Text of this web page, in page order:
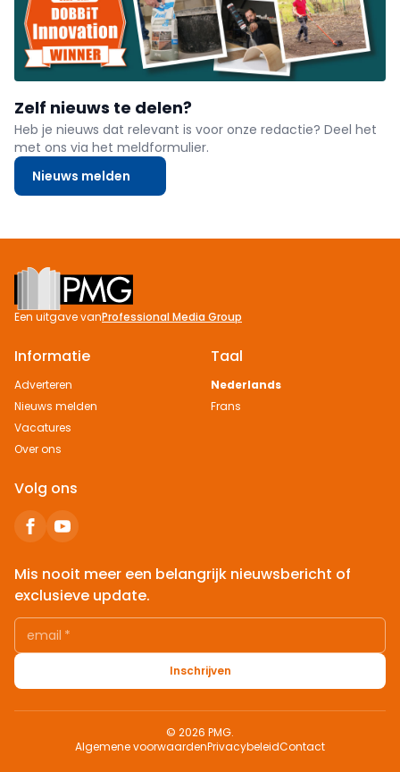
Zelf nieuws te delen?
Heb je nieuws dat relevant is voor onze redactie? Deel het
met ons via het meldformulier.
Nieuws melden
Footer
Een uitgave vanProfessional Media Group
Informatie
Adverteren
Nieuws melden
Vacatures
Over ons
Taal
Nederlands
Frans
Volg ons
Mis nooit meer een belangrijk nieuwsbericht of
exclusieve update.
email *
Inschrijven
© 2026 PMG.
Algemene voorwaardenPrivacybeleidContact